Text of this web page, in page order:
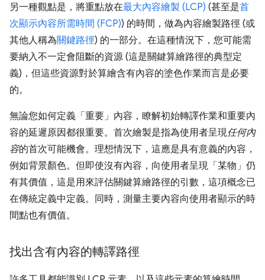
另一種觀點是，將重點放在最大內容繪製 (LCP) (甚至是首
次顯示內容所需時間 (FCP)) 的時間，做為內容繪製路徑 (或
其他人稱為關鍵路徑) 的一部分。在這種情況下，您可能需
要納入不一定會阻斷的資源 (這是關鍵算繪路徑的典型定
義)，但這些資源對於算繪含有內容的塗色作業而言是必要
的。
無論您如何定義「重要」內容，瞭解初始轉譯作業和重要內
容的延遲原因都很重要。首次繪製是指為使用者呈現任何內
容的首次可能機會。理想情況下，這應是具有意義的內容，
例如背景顏色。但即使沒有內容，向使用者呈現「某物」 仍
有其價值，這是用來評估關鍵算繪路徑的引數，這項概念已
在傳統定義中定義。同時，測量主要內容向使用者顯示的時
間點也有價值。
找出含有內容的轉譯路徑